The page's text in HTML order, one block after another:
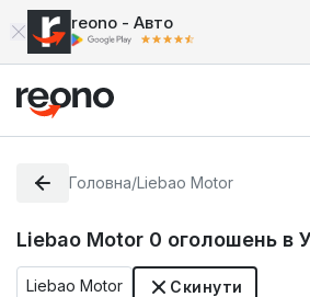
reono - Авто
Головна/Liebao Motor
Liebao Motor 0 оголошень в
Liebao Motor Скинути